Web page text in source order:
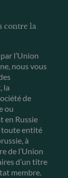
contre la
l’Union
nous vous
la
de
ou
en Russie
toute entité
à
de l’Union
d’un titre
membre.